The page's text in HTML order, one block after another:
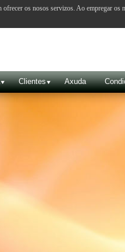
Clientes Axuda
VILA
os nosos servizos. Ao empregar os